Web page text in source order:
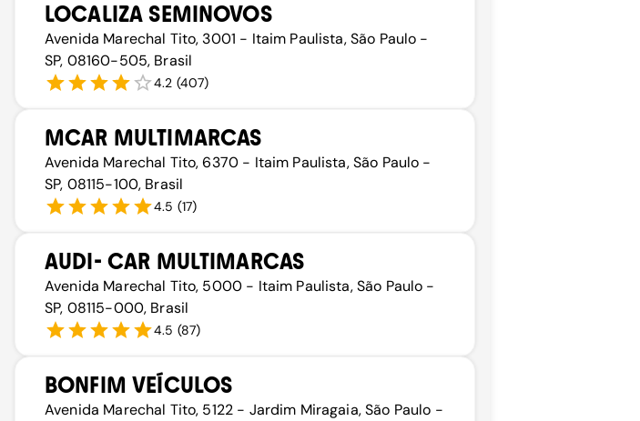
LOCALIZA SEMINOVOS
Avenida Marechal Tito, 3001 - Itaim Paulista, São Paulo -
SP, 08160-505, Brasil
4.2 (407)
MCAR MULTIMARCAS
Avenida Marechal Tito, 6370 - Itaim Paulista, São Paulo -
SP, 08115-100, Brasil
4.5 (17)
AUDI- CAR MULTIMARCAS
Avenida Marechal Tito, 5000 - Itaim Paulista, São Paulo -
SP, 08115-000, Brasil
4.5 (87)
BONFIM VEÍCULOS
Avenida Marechal Tito, 5122 - Jardim Miragaia, São Paulo -